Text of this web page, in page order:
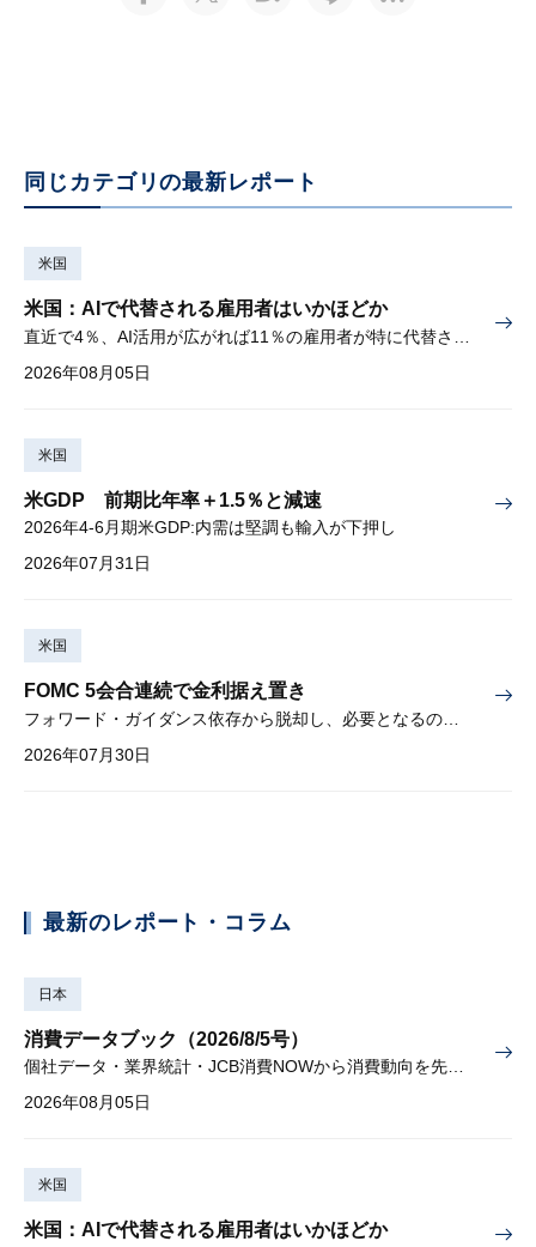
同じカテゴリの最新レポート
米国
米国：AIで代替される雇用者はいかほどか
2026年08月05日
米国
米GDP 前期比年率＋1.5％と減速
2026年4-6月期米GDP:内需は堅調も輸入が下押し
2026年07月31日
米国
FOMC 5会合連続で金利据え置き
2026年07月30日
最新のレポート・コラム
日本
消費データブック（2026/8/5号）
個社データ・業界統計・JCB消費NOWから消費動向を先取り
2026年08月05日
米国
米国：AIで代替される雇用者はいかほどか